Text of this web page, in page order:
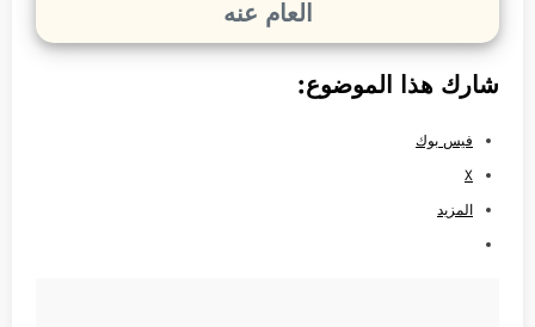
العام عنه
شارك هذا الموضوع:
فيس بوك
X
المزيد